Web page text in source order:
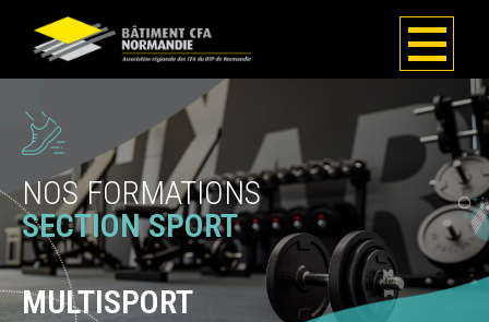
NOS FORMATIONS
SECTION SPORT
MULTISPORT